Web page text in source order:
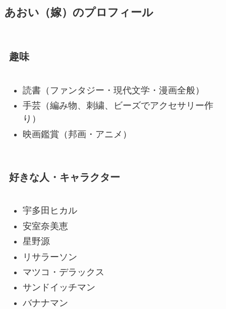
あおい（嫁）のプロフィール
趣味
読書（ファンタジー・現代文学・漫画全般）
手芸（編み物、刺繍、ビーズでアクセサリー作
り）
映画鑑賞（邦画・アニメ）
好きな人・キャラクター
宇多田ヒカル
安室奈美恵
星野源
リサラーソン
マツコ・デラックス
サンドイッチマン
バナナマン